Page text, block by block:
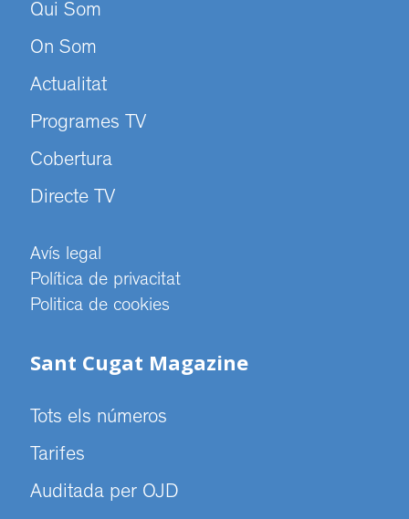
Qui Som
On Som
Actualitat
Programes TV
Cobertura
Directe TV
Avís legal
Política de privacitat
Politica de cookies
Sant Cugat Magazine
Tots els números
Tarifes
Auditada per OJD